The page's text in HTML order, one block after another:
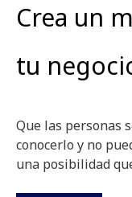
Crea un
tu
Que las personas
conocerlo y no
una posibilidad